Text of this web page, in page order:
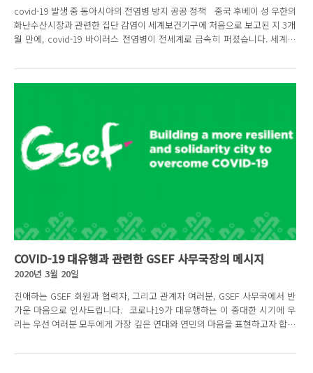
covid-19 발생 중 동아시아의 전염병 방지 공공 정책 중국 후베이 성 우한의
화난수산시장과 관련한 집단 감염이 세계보건기구에 처음으로 보고된 지 3개
월 만에, covid-19 바이러스 전염병이 전세계로 급속히 퍼졌습니다. 세계보
COVID-19 대유행과 관련한 GSEF 사무국장의 메시지
2020년 3월 20일
친애하는 GSEF 회원과 협력자, 그리고 관계자 여러분, GSEF 사무국에서 반
가운 마음으로 인사드립니다. 코로나19가 대유행하는 이 중대한 시기에 우
리는 우선 여러분 모두에게 가장 깊은 연대와 연민의 마음을 표현하고자 합니